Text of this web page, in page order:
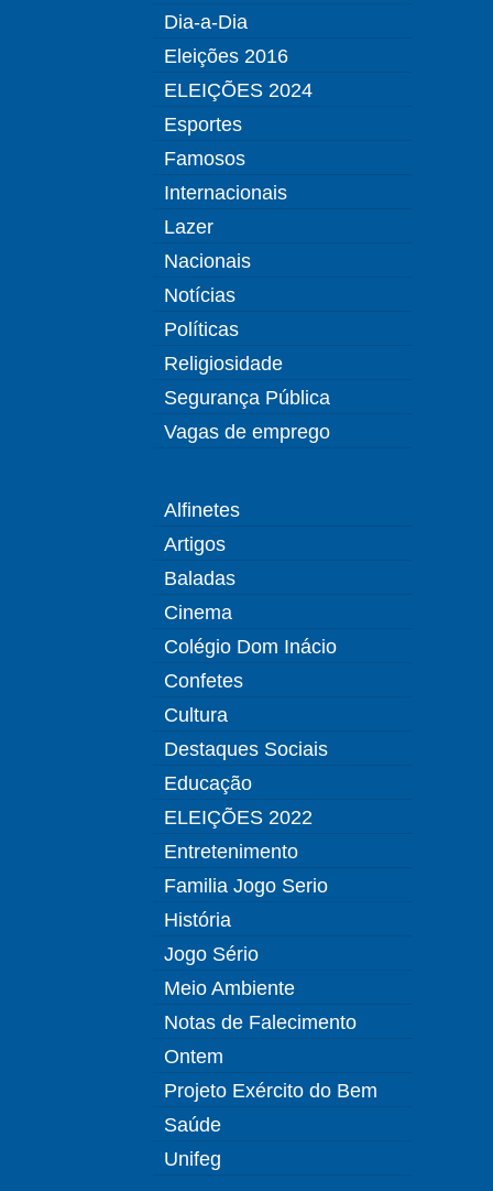
Dia-a-Dia
Eleições 2016
ELEIÇÕES 2024
Esportes
Famosos
Internacionais
Lazer
Nacionais
Notícias
Políticas
Religiosidade
Segurança Pública
Vagas de emprego
Alfinetes
Artigos
Baladas
Cinema
Colégio Dom Inácio
Confetes
Cultura
Destaques Sociais
Educação
ELEIÇÕES 2022
Entretenimento
Familia Jogo Serio
História
Jogo Sério
Meio Ambiente
Notas de Falecimento
Ontem
Projeto Exército do Bem
Saúde
Unifeg